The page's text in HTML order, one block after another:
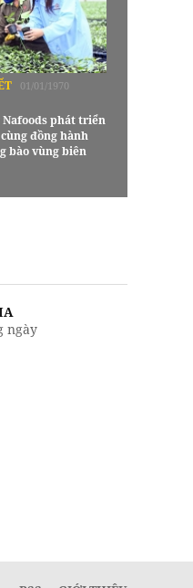
01/01/1970
Nafoods phát triển
đồng hành
bào vùng biên
ngày